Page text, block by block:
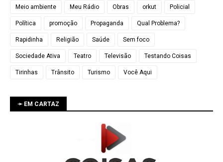
Meio ambiente Meu Rádio Obras orkut Policial
Política promoção Propaganda Qual Problema?
Rapidinha Religião Saúde Sem foco
Sociedade Ativa Teatro Televisão Testando Coisas
Tirinhas Trânsito Turismo Você Aqui
➛ EM CARTAZ